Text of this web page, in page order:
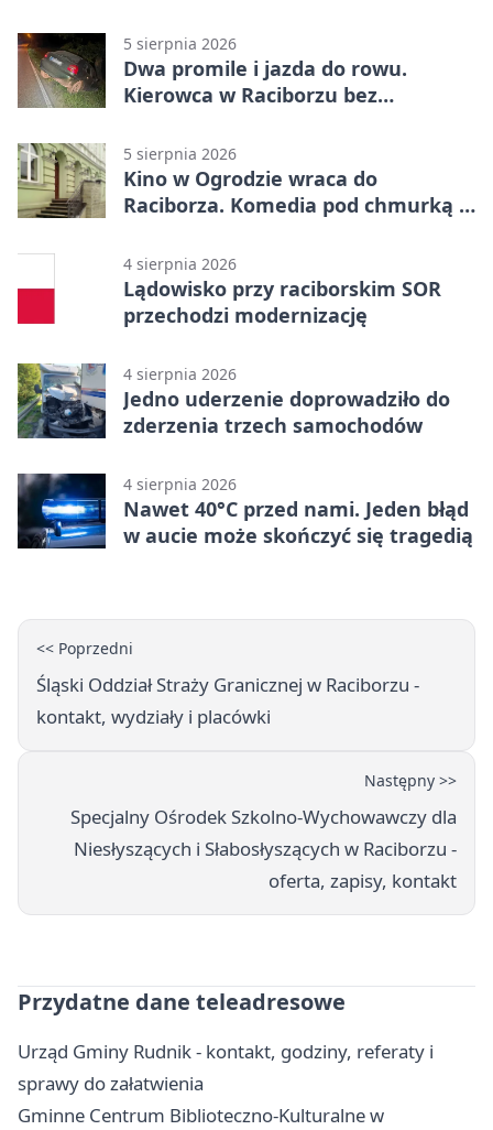
5 sierpnia 2026
Dwa promile i jazda do rowu.
Kierowca w Raciborzu bez
5 sierpnia 2026
Kino w Ogrodzie wraca do
Raciborza. Komedia pod chmurką w
4 sierpnia 2026
Lądowisko przy raciborskim SOR
przechodzi modernizację
4 sierpnia 2026
Jedno uderzenie doprowadziło do
zderzenia trzech samochodów
4 sierpnia 2026
Nawet 40°C przed nami. Jeden błąd
w aucie może skończyć się tragedią
<< Poprzedni
Śląski Oddział Straży Granicznej w Raciborzu -
kontakt, wydziały i placówki
Następny >>
Specjalny Ośrodek Szkolno-Wychowawczy dla
Niesłyszących i Słabosłyszących w Raciborzu -
oferta, zapisy, kontakt
Przydatne dane teleadresowe
Urząd Gminy Rudnik - kontakt, godziny, referaty i
sprawy do załatwienia
Gminne Centrum Biblioteczno-Kulturalne w